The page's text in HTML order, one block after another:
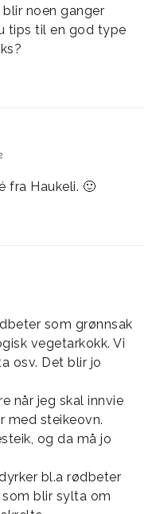
noen ganger
tips til en god type
fra Haukeli. 🙂
som grønnsak
vegetarkokk. Vi
osv. Det blir jo
når jeg skal innvie
med steikeovn.
og da må jo
bl.a rødbeter
blir sylta om